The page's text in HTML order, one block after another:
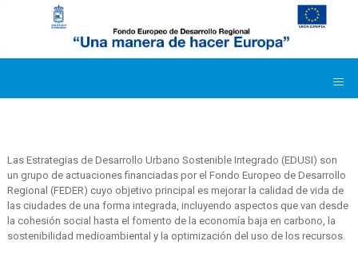
Las Estrategias de Desarrollo Urbano Sostenible Integrado (EDUSI) son
un grupo de actuaciones financiadas por el Fondo Europeo de Desarrollo
Regional (FEDER) cuyo objetivo principal es mejorar la calidad de vida de
las ciudades de una forma integrada, incluyendo aspectos que van desde
la cohesión social hasta el fomento de la economía baja en carbono, la
sostenibilidad medioambiental y la optimización del uso de los recursos.